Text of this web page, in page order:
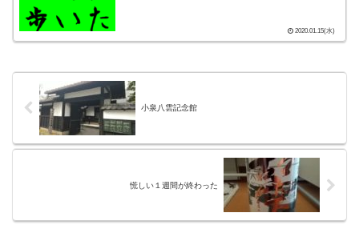
2020.01.15(水)
小泉八雲記念館
慌しい１週間が終わった